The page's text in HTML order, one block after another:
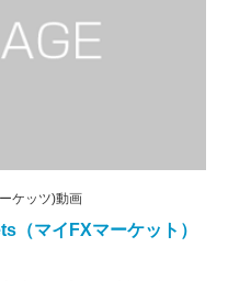
ケッツ)動画
（マイFXマーケット）